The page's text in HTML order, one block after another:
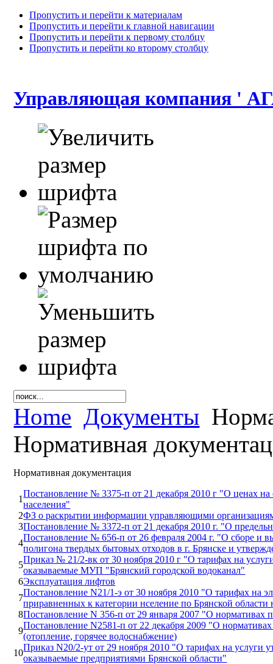
Пропустить и перейти к материалам
Пропустить и перейти к главной навигации
Пропустить и перейти к первому столбцу
Пропустить и перейти ко второму столбцу
Управляющая компания '
Home Документы
Нормативная
Нормативная документация
1
Постановление № 3375-п от 21 декабря 2010 г "О ценах
населения"
2ФЗ о раскрытии информации управляющими
3Постановление № 3372-п от 21 декабря 2010 г. "О
4
Постановление № 656-п от 26 февраля 2004 г. "О сборе и
полигона твердых бытовых отходов в г. Брянске и
5
Приказ № 21/2-вк от 30 ноября 2010 г "О тарифах на
оказываемые МУП "Брянский городской водоканал"
6Эксплуатация лифтов
7
Постановление N21/1-э от 30 ноября 2010 "О тарифах на
приравненных к категории нселение по Брянской области
8Постановление N 356-п от 29 января 2007 "О нормативах
9
Постановление N2581-п от 22 декабря 2009 "О
(отопление, горячее водоснабжение)
10
Приказ N20/2-ут от 29 ноября 2010 "О тарифах на услуги
оказываемые предприятиями Брянской области"